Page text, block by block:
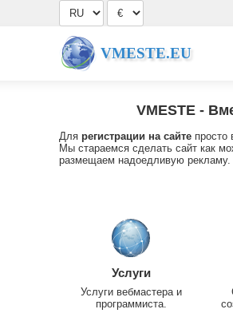
VMESTE.EU
VMESTE-
Для регистрации на сайте просто
Мы стараемся сделать сайт как
размещаем надоедливую рекламу.
Услуги
Услуги вебмастера и
программиста.